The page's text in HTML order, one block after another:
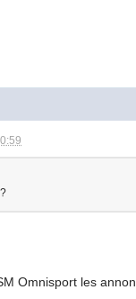
Omnisport les